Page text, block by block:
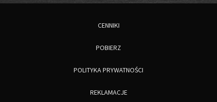
CENNIKI
POBIERZ
POLITYKA PRYWATNOŚCI
REKLAMACJE